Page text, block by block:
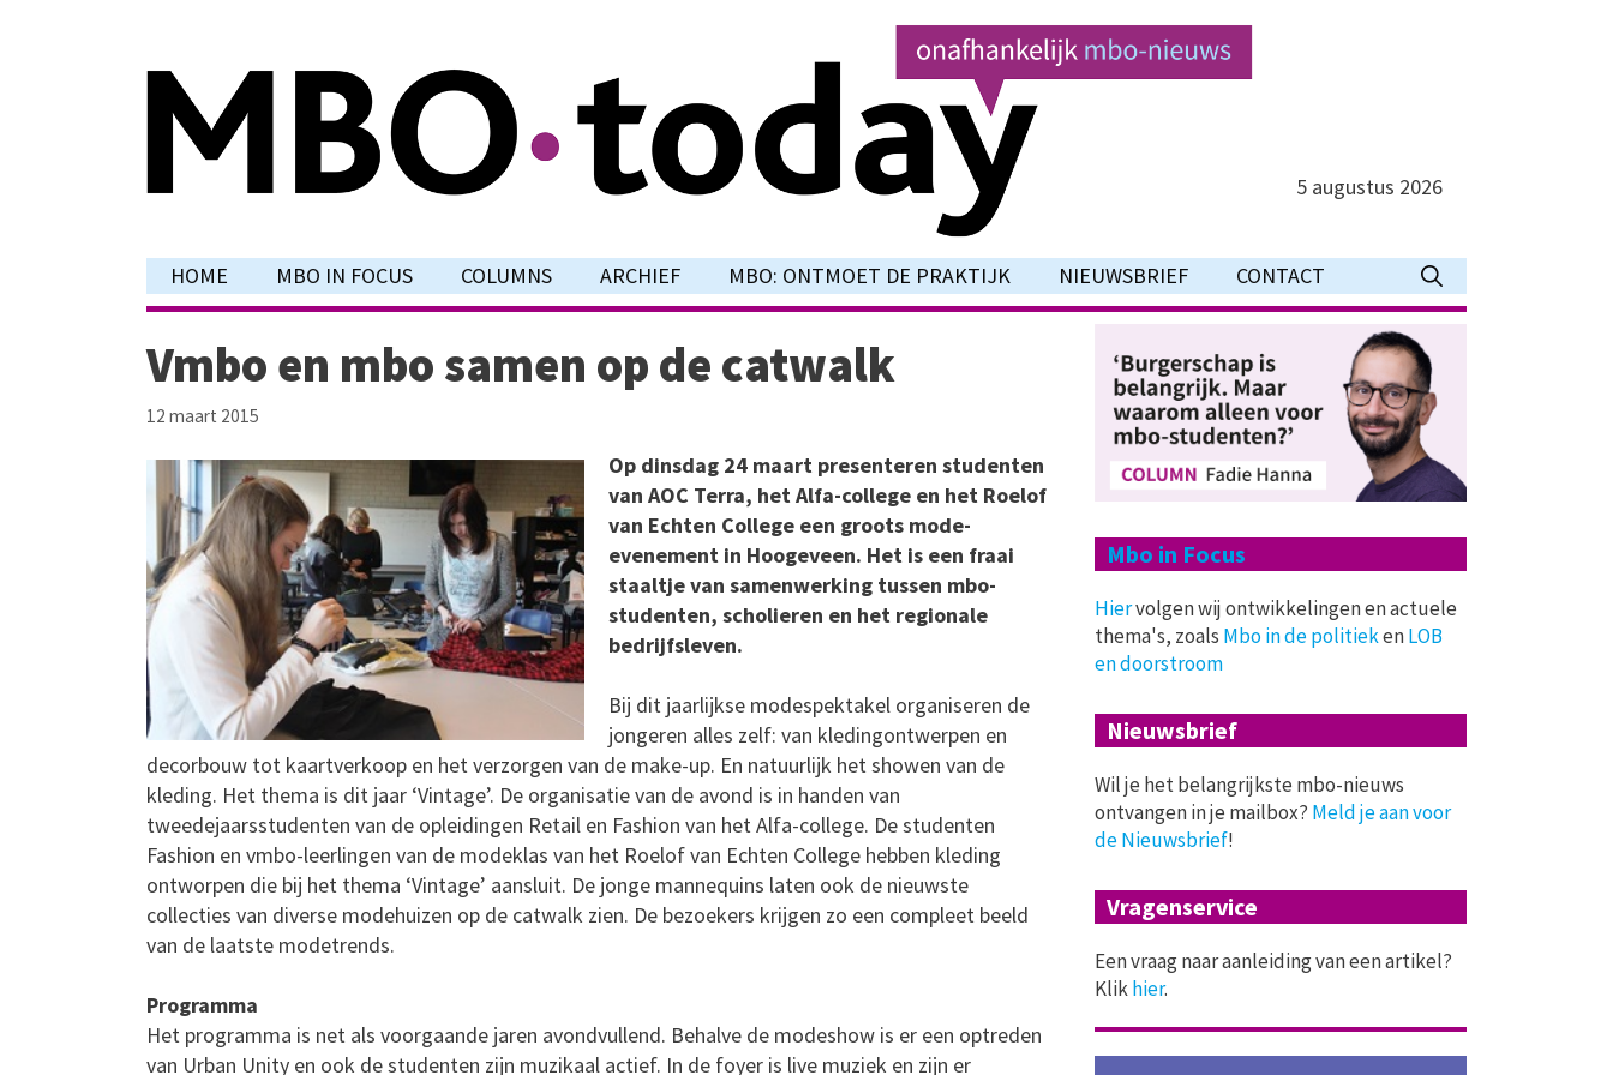
5 augustus 2026
HOME MBO IN FOCUS COLUMNS ARCHIEF MBO: ONTMOET DE PRAKTIJK NIEUWSBRIEF CONTACT
Vmbo en mbo samen op de catwalk
12 maart 2015
Op dinsdag 24 maart presenteren studenten
van AOC Terra, het Alfa-college en het Roelof
van Echten College een groots mode-
evenement in Hoogeveen. Het is een fraai
staaltje van samenwerking tussen mbo-
studenten, scholieren en het regionale
bedrijfsleven.
Bij dit jaarlijkse modespektakel organiseren de
jongeren alles zelf: van kledingontwerpen en
decorbouw tot kaartverkoop en het verzorgen van de make-up. En natuurlijk het showen van de
kleding. Het thema is dit jaar ‘Vintage’. De organisatie van de avond is in handen van
tweedejaarsstudenten van de opleidingen Retail en Fashion van het Alfa-college. De studenten
Fashion en vmbo-leerlingen van de modeklas van het Roelof van Echten College hebben kleding
ontworpen die bij het thema ‘Vintage’ aansluit. De jonge mannequins laten ook de nieuwste
collecties van diverse modehuizen op de catwalk zien. De bezoekers krijgen zo een compleet beeld
van de laatste modetrends.
Programma
Het programma is net als voorgaande jaren avondvullend. Behalve de modeshow is er een optreden
van Urban Unity en ook de studenten zijn muzikaal actief. In de foyer is live muziek en zijn er
Mbo in Focus
Hiervolgen wij ontwikkelingen en actuele
thema's, zoals Mbo in de politiekenLOB
en doorstroom
Nieuwsbrief
Wil je het belangrijkste mbo-nieuws
ontvangen in je mailbox? Meld je aan voor
de Nieuwsbrief!
Vragenservice
Een vraag naar aanleiding van een artikel?
Klikhier.